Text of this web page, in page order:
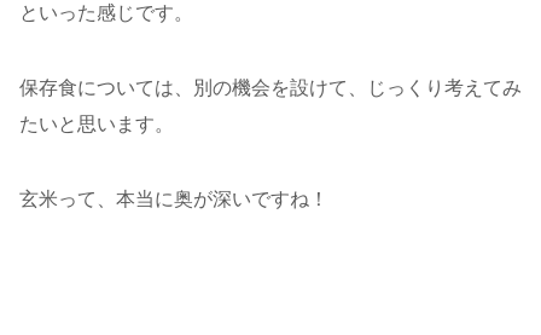
といった感じです。
保存食については、別の機会を設けて、じっくり考えてみ
たいと思います。
玄米って、本当に奥が深いですね！